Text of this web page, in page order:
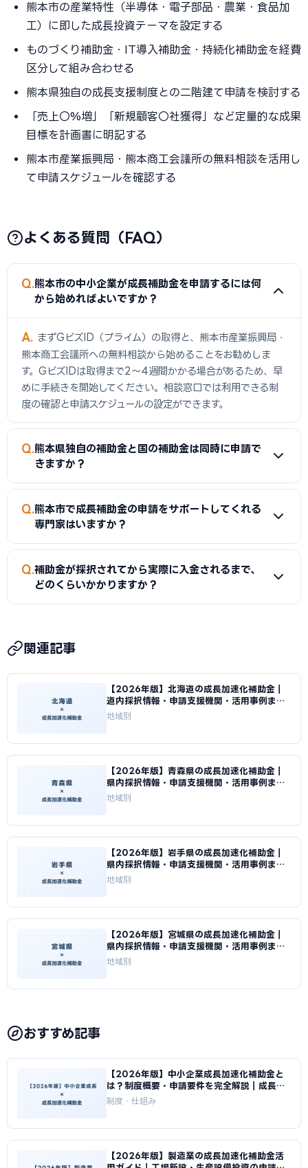
熊本市の産業特性（半導体・電子部品・農業・食品加
工）に即した成長投資テーマを設定する
ものづくり補助金・IT導入補助金・持続化補助金を経費
区分して組み合わせる
熊本県独自の成長支援制度との二階建て申請を検討する
「売上〇%増」「新規顧客〇社獲得」など定量的な成果
目標を計画書に明記する
熊本市産業振興局・熊本商工会議所の無料相談を活用し
て申請スケジュールを確認する
よくある質問（FAQ）
Q 熊本市の中小企業が成長補助金を申請するには何
から始めればよいですか？
A
まずGビズID（プライム）の取得と、熊本市産業振興局・
熊本商工会議所への無料相談から始めることをお勧めしま
す。GビズIDは取得まで2〜4週間かかる場合があるため、早
めに手続きを開始してください。相談窓口では利用できる制
度の確認と申請スケジュールの設定ができます。
Q 熊本県独自の補助金と国の補助金は同時に申請で
きますか？
A
同一経費への重複申請は禁止されていますが、経費の種類
を分けることで両方の制度を活用できる場合があります。例え
独自補助金を申請するといった方法です。必ず両制度の担当
窓口に事前確認してください。
Q 熊本市で成長補助金の申請をサポートしてくれる
専門家はいますか？
A
熊本市産業振興局・熊本商工会議所では無料相談を実施
しています。また、熊本県のよろず支援拠点でも経営全般の相
Q 補助金が採択されてから実際に入金されるまで、
どのくらいかかりますか？
審査を経て入金されるため、IT導入補助金で数ヶ月、ものづ
くり補助金では1年以上かかる場合があります。入金までの間
は自己資金または熊本県の制度融資（信用保証協会の保証付
き融資）を組み合わせた資金計画が必要です。
関連記事
【2026年版】北海道の成長加速化補助金｜
道内採択情報・申請支援機関・活用事例まと
め｜成長加速化補助金ナビ
地域別
【2026年版】青森県の成長加速化補助金｜
県内採択情報・申請支援機関・活用事例まと
め｜成長加速化補助金ナビ
地域別
【2026年版】岩手県の成長加速化補助金｜
県内採択情報・申請支援機関・活用事例まと
め｜成長加速化補助金ナビ
地域別
【2026年版】宮城県の成長加速化補助金｜
県内採択情報・申請支援機関・活用事例まと
め｜成長加速化補助金ナビ
地域別
おすすめ記事
【2026年版】中小企業成長加速化補助金と
は？制度概要・申請要件を完全解説｜成長加
速化補助金ナビ
制度・仕組み
【2026年版】製造業の成長加速化補助金活